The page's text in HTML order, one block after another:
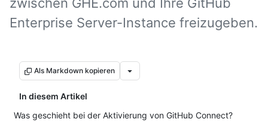
Enterprise Server-Instance freizugeben.
Als Markdown kopieren
In diesem Artikel
Was geschieht bei der Aktivierung von GitHub Connect?